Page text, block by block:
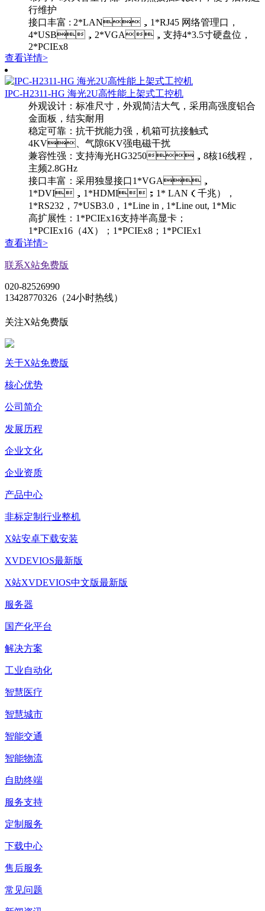
行维护
接口丰富 : 2*LAN，1*RJ45 网络管理口，
4*USB，2*VGA，支持4*3.5寸硬盘位，
2*PCIEx8
查看详情>
IPC-H2311-HG 海光2U高性能上架式工控机
外观设计：标准尺寸，外观简洁大气，采用高强度铝合
金面板，结实耐用
稳定可靠：抗干扰能力强，机箱可抗接触式
4KV、气隙6KV强电磁干扰
兼容性强：支持海光HG3250，8核16线程，
主频2.8GHz
接口丰富：采用独显接口1*VGA，
1*DVI，1*HDMI；1* LAN（千兆），
1*RS232，7*USB3.0，1*Line in , 1*Line out, 1*Mic
高扩展性：1*PCIEx16支持半高显卡；
1*PCIEx16（4X）；1*PCIEx8；1*PCIEx1
查看详情>
联系X站免费版
020-82526990
13428770326（24小时热线）
关注X站免费版
关于X站免费版
核心优势
公司简介
发展历程
企业文化
企业资质
产品中心
非标定制行业整机
X站安卓下载安装
XVDEVIOS最新版
X站XVDEVIOS中文版最新版
服务器
国产化平台
解决方案
工业自动化
智慧医疗
智慧城市
智能交通
智能物流
自助终端
服务支持
定制服务
下载中心
售后服务
常见问题